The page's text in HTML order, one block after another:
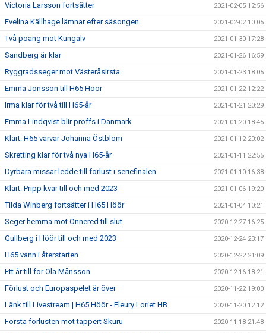
Victoria Larsson fortsätter 2021-02-05 12:56
Evelina Källhage lämnar efter säsongen 2021-02-02 10:05
Två poäng mot Kungälv 2021-01-30 17:28
Sandberg är klar 2021-01-26 16:59
Ryggradsseger mot VästeråsIrsta 2021-01-23 18:05
Emma Jönsson till H65 Höör 2021-01-22 12:22
Irma klar för två till H65-år 2021-01-21 20:29
Emma Lindqvist blir proffs i Danmark 2021-01-20 18:45
Klart: H65 värvar Johanna Östblom 2021-01-12 20:02
Skretting klar för två nya H65-år 2021-01-11 22:55
Dyrbara missar ledde till förlust i seriefinalen 2021-01-10 16:38
Klart: Pripp kvar till och med 2023 2021-01-06 19:20
Tilda Winberg fortsätter i H65 Höör 2021-01-04 10:21
Seger hemma mot Önnered till slut 2020-12-27 16:25
Gullberg i Höör till och med 2023 2020-12-24 23:17
H65 vann i återstarten 2020-12-22 21:09
Ett år till för Ola Månsson 2020-12-16 18:21
Förlust och Europaspelet är över 2020-11-22 19:00
Länk till Livestream | H65 Höör - Fleury Loriet HB 2020-11-20 12:12
Första förlusten mot tappert Skuru 2020-11-18 21:48